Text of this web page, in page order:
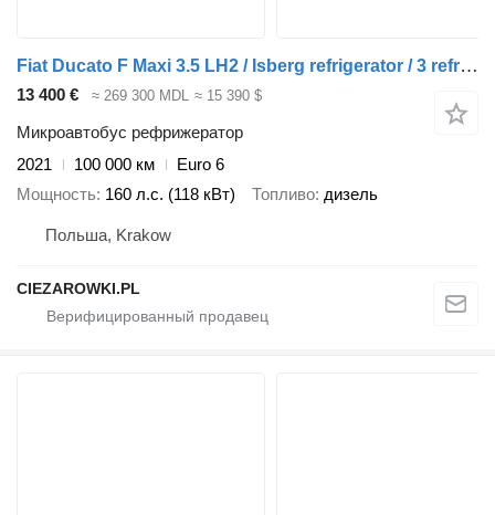
Fiat Ducato F Maxi 3.5 LH2 / Isberg refrigerator / 3 refrigerated cha
13 400 € ≈ 269 300 MDL ≈ 15 390 $
Микроавтобус рефрижератор
2021
100 000 км
Euro 6
Мощность 160 л.с. (118 кВт) Топливо дизель
Польша, Krakow
CIEZAROWKI.PL